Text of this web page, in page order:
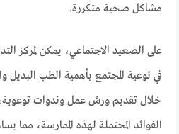
مشاكل صحية متكررة.
على الصعيد الاجتماعي، يمكن لمركز
في توعية المجتمع بأهمية الطب البديل
خلال تقديم ورش عمل وندوات
الفوائد المحتملة لهذه الممارسة، مما